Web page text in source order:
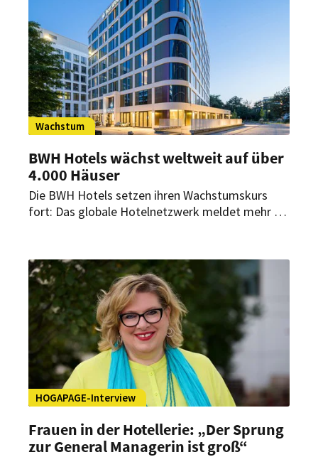
Wachstum
BWH Hotels wächst weltweit auf über
4.000 Häuser
Die BWH Hotels setzen ihren Wachstumskurs
fort: Das globale Hotelnetzwerk meldet mehr als
aufstrebende Märkte in Asien treiben die
Expansion voran.
HOGAPAGE-Interview
Frauen in der Hotellerie: „Der Sprung
zur General Managerin ist groß“